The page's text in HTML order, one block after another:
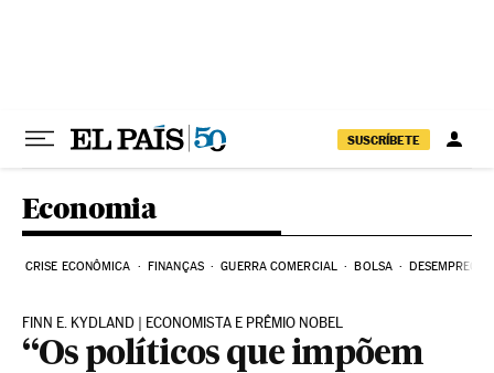
SUSCRÍBETE
Economia
CRISE ECONÔMICA FINANÇAS GUERRA COMERCIAL BOLSA DESEMPREGO
FINN E. KYDLAND | ECONOMISTA E PRÊMIO NOBEL
“Os políticos que impõem